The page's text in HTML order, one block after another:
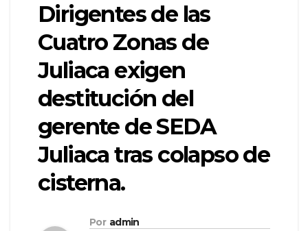
Dirigentes de las
Cuatro Zonas de
Juliaca exigen
destitución del
gerente de SEDA
Juliaca tras colapso de
cisterna.
Por admin